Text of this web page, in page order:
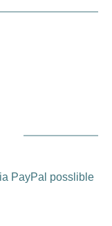
PayPal posslible